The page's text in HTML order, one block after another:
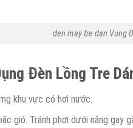
den may tre dan Vung
Đèn Lồng Tre
khu vực có hơi nước.
gió. Tránh phơi dưới nắng gay